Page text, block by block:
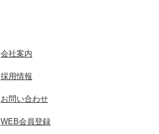
会社案内
採用情報
お問い合わせ
WEB会員登録